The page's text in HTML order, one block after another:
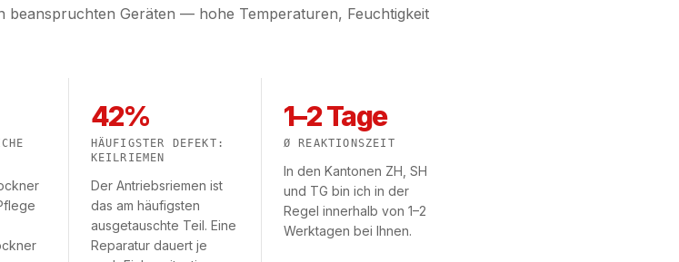
beanspruchten Geräten — hohe Temperaturen, Feuchtigkeit
42%
HÄUFIGSTER DEFEKT:
KEILRIEMEN
Der Antriebsriemen ist
das am häufigsten
ausgetauschte Teil. Eine
Reparatur dauert je
1–2 Tage
Ø REAKTIONSZEIT
In den Kantonen ZH, SH
und TG bin ich in der
Regel innerhalb von 1–2
Werktagen bei Ihnen.